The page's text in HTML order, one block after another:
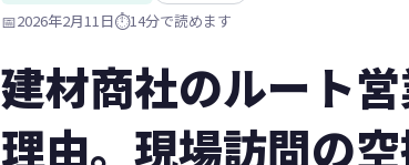
📅2026年2月11日⏱️14分で読めます
建材商社のルート
理由。現場訪問の